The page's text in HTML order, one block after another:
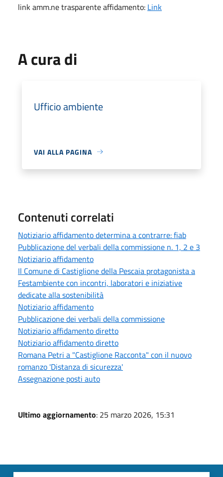
link amm.ne trasparente affidamento: Link
A cura di
Ufficio ambiente
VAI ALLA PAGINA
Contenuti correlati
Notiziario affidamento determina a contrarre: fiab
Pubblicazione del verbali della commissione n. 1, 2 e 3
Notiziario affidamento
Il Comune di Castiglione della Pescaia protagonista a
Festambiente con incontri, laboratori e iniziative
dedicate alla sostenibilità
Notiziario affidamento
Pubblicazione dei verbali della commissione
Notiziario affidamento diretto
Notiziario affidamento diretto
Romana Petri a "Castiglione Racconta" con il nuovo
romanzo 'Distanza di sicurezza'
Assegnazione posti auto
Ultimo aggiornamento: 25 marzo 2026, 15:31